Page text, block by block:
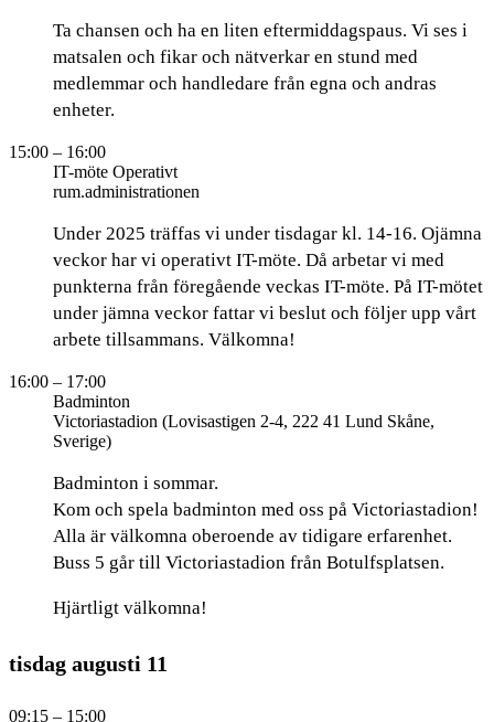
Ta chansen och ha en liten eftermiddagspaus. Vi ses i
matsalen och fikar och nätverkar en stund med
medlemmar och handledare från egna och andras
enheter.
15:00 – 16:00
IT-möte Operativt
rum.administrationen
Under 2025 träffas vi under tisdagar kl. 14-16. Ojämna
veckor har vi operativt IT-möte. Då arbetar vi med
punkterna från föregående veckas IT-möte. På IT-mötet
under jämna veckor fattar vi beslut och följer upp vårt
arbete tillsammans. Välkomna!
16:00 – 17:00
Badminton
Victoriastadion (Lovisastigen 2-4, 222 41 Lund Skåne,
Sverige)
Badminton i sommar.
Kom och spela badminton med oss på Victoriastadion!
Alla är välkomna oberoende av tidigare erfarenhet.
Buss 5 går till Victoriastadion från Botulfsplatsen.
Hjärtligt välkomna!
tisdag augusti 11
09:15 – 15:00